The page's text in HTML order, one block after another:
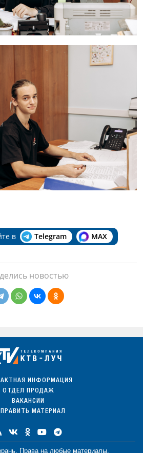
в Telegram MAX
новостью
ИНФОРМАЦИЯ
ОТДЕЛ ПРОДАЖ
ВАКАНСИИ
МАТЕРИАЛ
Права на любые материалы